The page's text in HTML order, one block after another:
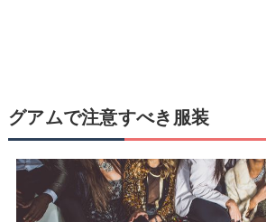
グアムで注意すべき服装